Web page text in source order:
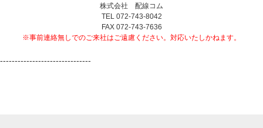
株式会社 配線コム
TEL 072-743-8042
FAX 072-743-7636
※事前連絡無しでのご来社はご遠慮ください。対応いたしかねます。
-------------------------------